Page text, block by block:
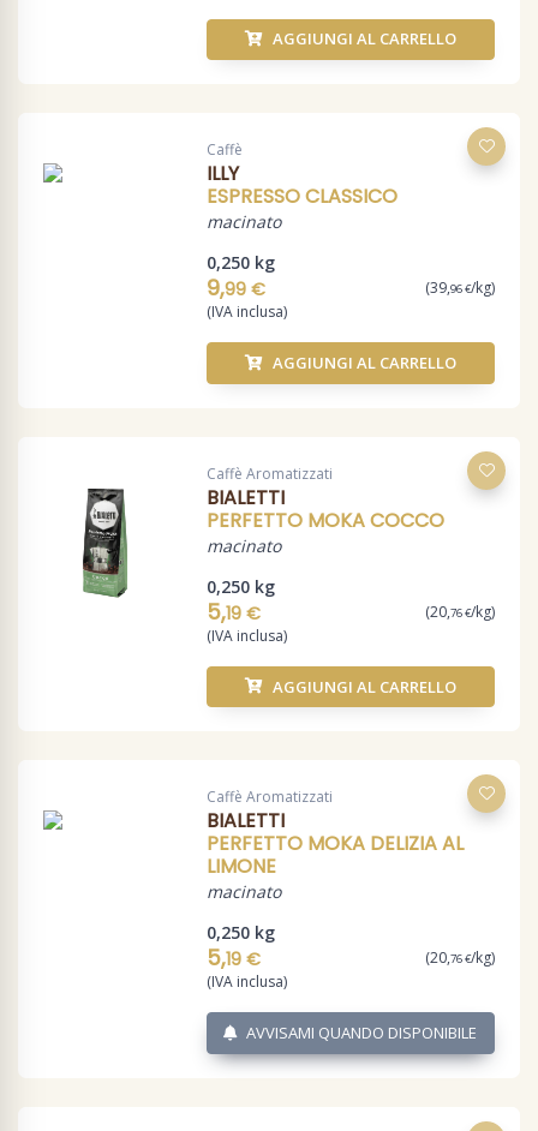
AGGIUNGI AL CARRELLO
Caffè
ILLY
ESPRESSO CLASSICO
macinato
0,250 kg
9,99 € (39,96 €/kg)
(IVA inclusa)
AGGIUNGI AL CARRELLO
Caffè Aromatizzati
BIALETTI
PERFETTO MOKA COCCO
macinato
0,250 kg
5,19 € (20,76 €/kg)
(IVA inclusa)
AGGIUNGI AL CARRELLO
Caffè Aromatizzati
BIALETTI
PERFETTO MOKA DELIZIA AL
LIMONE
macinato
0,250 kg
5,19 € (20,76 €/kg)
(IVA inclusa)
AVVISAMI QUANDO DISPONIBILE